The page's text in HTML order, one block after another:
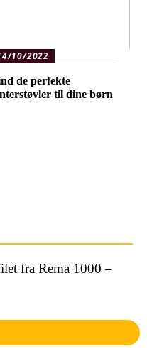
10/2022
de perfekte
til dine børn
fra Rema 1000 –